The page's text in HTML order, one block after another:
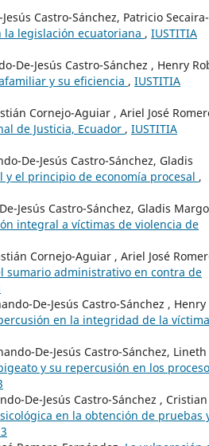
Castro-Sánchez, Patricio Secaira-
legislación ecuatoriana , IUSTITIA
De-Jesús Castro-Sánchez , Henry
y su eficiencia , IUSTITIA
Cornejo-Aguiar , Ariel José
de Justicia, Ecuador , IUSTITIA
De-Jesús Castro-Sánchez, Gladis
el principio de economía procesal ,
Jesús Castro-Sánchez, Gladis
integral a víctimas de violencia de
Cornejo-Aguiar , Ariel José
sumario administrativo en contra de
De-Jesús Castro-Sánchez , Henry
en la integridad de la
De-Jesús Castro-Sánchez,
y su repercusión en los
De-Jesús Castro-Sánchez , Cristian
en la obtención de pruebas